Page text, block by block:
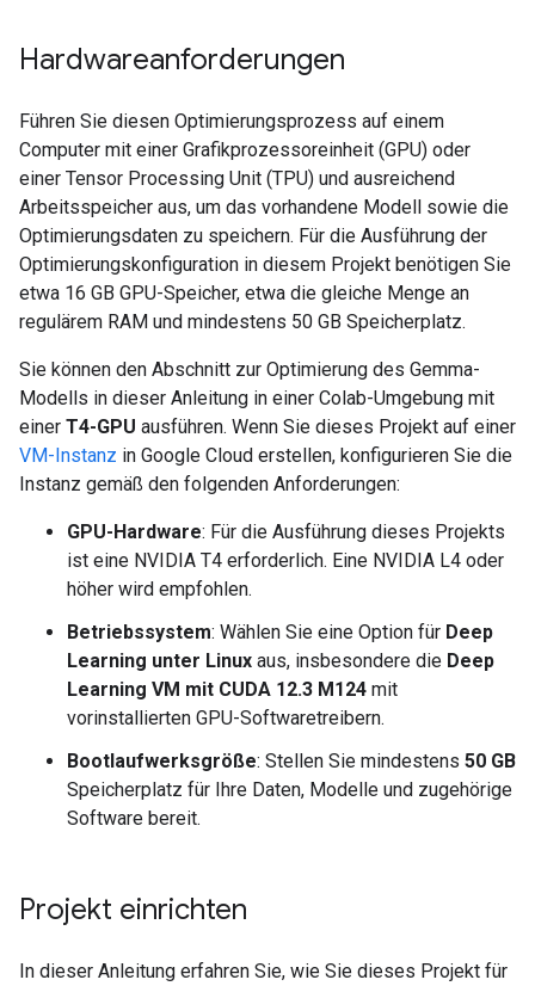
Hardwareanforderungen
Führen Sie diesen Optimierungsprozess auf einem
Computer mit einer Grafikprozessoreinheit (GPU) oder
einer Tensor Processing Unit (TPU) und ausreichend
Arbeitsspeicher aus, um das vorhandene Modell sowie die
Optimierungsdaten zu speichern. Für die Ausführung der
Optimierungskonfiguration in diesem Projekt benötigen Sie
etwa 16 GB GPU-Speicher, etwa die gleiche Menge an
regulärem RAM und mindestens 50 GB Speicherplatz.
Sie können den Abschnitt zur Optimierung des Gemma-
Modells in dieser Anleitung in einer Colab-Umgebung mit
einer T4-GPU ausführen. Wenn Sie dieses Projekt auf einer
VM-Instanz in Google Cloud erstellen, konfigurieren Sie die
Instanz gemäß den folgenden Anforderungen:
GPU-Hardware: Für die Ausführung dieses Projekts
ist eine NVIDIA T4 erforderlich. Eine NVIDIA L4 oder
höher wird empfohlen.
Betriebssystem: Wählen Sie eine Option für Deep
Learning unter Linux aus, insbesondere die Deep
Learning VM mit CUDA 12.3 M124 mit
vorinstallierten GPU-Softwaretreibern.
Bootlaufwerksgröße: Stellen Sie mindestens 50 GB
Speicherplatz für Ihre Daten, Modelle und zugehörige
Software bereit.
Projekt einrichten
In dieser Anleitung erfahren Sie, wie Sie dieses Projekt für